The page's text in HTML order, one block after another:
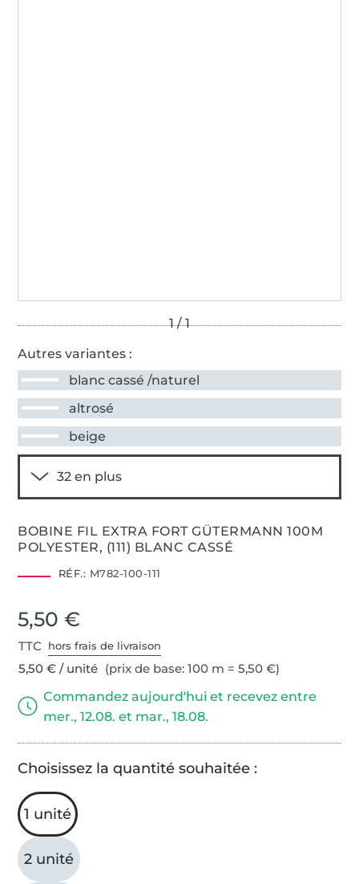
Autres variantes :
blanc cassé /naturel
altrosé
beige
BOBINE FIL EXTRA FORT GÜTERMANN 100M
POLYESTER, (111) BLANC CASSÉ
RÉF.: M782-100-111
5,50 €
TTC hors frais de livraison
5,50 € / unité (prix de base: 100 m = 5,50 €)
Commandez aujourd'hui et recevez entre
mer., 12.08. et mar., 18.08.
Choisissez la quantité souhaitée :
1 unité
2 unité